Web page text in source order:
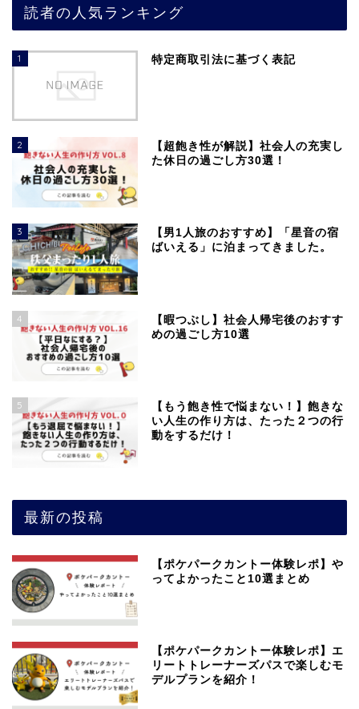
読者の人気ランキング
1 特定商取引法に基づく表記
2
【超飽き性が解説】社会人の充実し
た休日の過ごし方30選！
3
【男1人旅のおすすめ】「星音の宿
ばいえる」に泊まってきました。
4
【暇つぶし】社会人帰宅後のおすす
めの過ごし方10選
5
【もう飽き性で悩まない！】飽きな
い人生の作り方は、たった２つの行
動をするだけ！
最新の投稿
【ポケパークカントー体験レポ】や
ってよかったこと10選まとめ
【ポケパークカントー体験レポ】エ
リートトレーナーズパスで楽しむモ
デルプランを紹介！